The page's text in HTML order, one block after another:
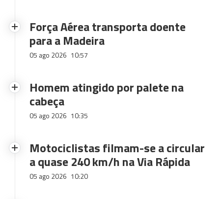
Força Aérea transporta doente
para a Madeira
05 ago 2026 10:57
Homem atingido por palete na
cabeça
05 ago 2026 10:35
Motociclistas filmam-se a circular
a quase 240 km/h na Via Rápida
05 ago 2026 10:20